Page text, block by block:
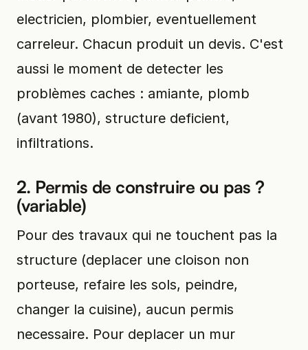
electricien, plombier, eventuellement
carreleur. Chacun produit un devis. C'est
aussi le moment de detecter les
problèmes caches : amiante, plomb
(avant 1980), structure deficient,
infiltrations.
2. Permis de construire ou pas ?
(variable)
Pour des travaux qui ne touchent pas la
structure (deplacer une cloison non
porteuse, refaire les sols, peindre,
changer la cuisine), aucun permis
necessaire. Pour deplacer un mur